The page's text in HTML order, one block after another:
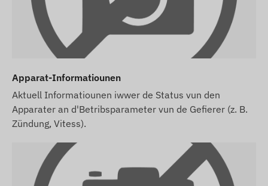
Apparat-Informatiounen
Aktuell Informatiounen iwwer de Status vun den
Apparater an d'Betribsparameter vun de Gefierer (z. B.
Zündung, Vitess).